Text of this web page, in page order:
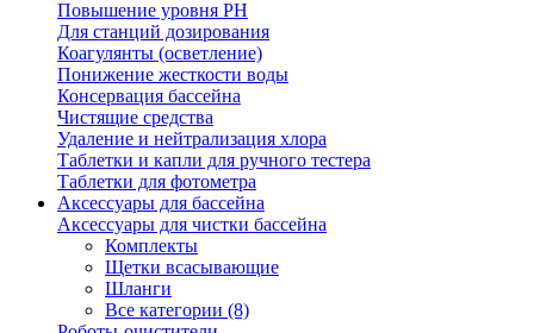
Повышение уровня РН
Для станций дозирования
Коагулянты (осветление)
Понижение жесткости воды
Консервация бассейна
Чистящие средства
Удаление и нейтрализация хлора
Таблетки и капли для ручного тестера
Таблетки для фотометра
Аксессуары для бассейна
Аксессуары для чистки бассейна
Комплекты
Щетки всасывающие
Шланги
Все категории (8)